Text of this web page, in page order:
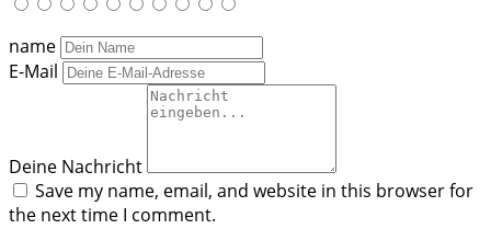
name
E-Mail
Deine Nachricht
Save my name, email, and website in this browser for
the next time I comment.